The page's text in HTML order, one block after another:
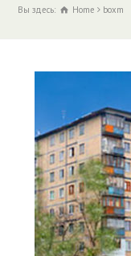
Вы здесь: Home boxm